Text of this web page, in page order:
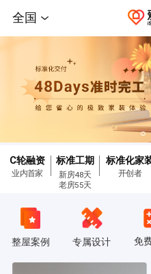
全国
C轮融资
业内首家
标准工期
新房48天
老房55天
标准化家
开创者
整屋案例 专属设计 免